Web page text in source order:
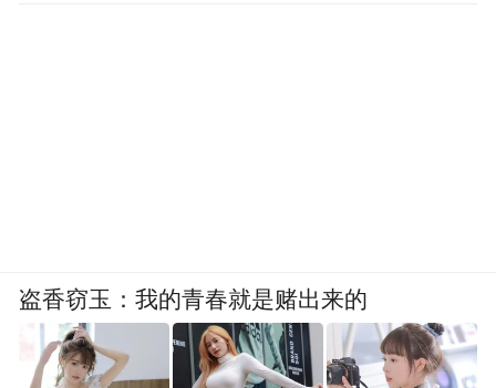
盗香窃玉：我的青春就是赌出来的